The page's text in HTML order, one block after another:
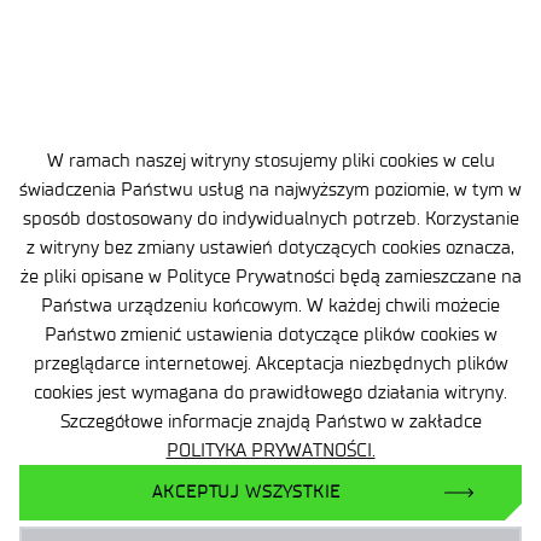
W ramach naszej witryny stosujemy pliki cookies w celu
świadczenia Państwu usług na najwyższym poziomie, w tym w
sposób dostosowany do indywidualnych potrzeb. Korzystanie
z witryny bez zmiany ustawień dotyczących cookies oznacza,
że pliki opisane w Polityce Prywatności będą zamieszczane na
Państwa urządzeniu końcowym. W każdej chwili możecie
Państwo zmienić ustawienia dotyczące plików cookies w
przeglądarce internetowej. Akceptacja niezbędnych plików
cookies jest wymagana do prawidłowego działania witryny.
Szczegółowe informacje znajdą Państwo w zakładce
POLITYKA PRYWATNOŚCI.
AKCEPTUJ WSZYSTKIE
Jesteśmy w gronie największych sieci badawczych
w Europie. Łączymy22 instytuty badawcze,
w których pracuje w sumie4500 naukowców
i inżynierów. To oni są autorami wielu
innowacyjnych rozwiązań, które pomagają osiągnąć
przewagę w biznesie.
TECHNOLOGICZNE